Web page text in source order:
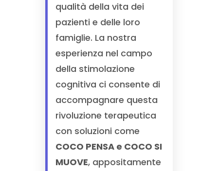
qualità della vita dei
pazienti e delle loro
famiglie. La nostra
esperienza nel campo
della stimolazione
cognitiva ci consente di
accompagnare questa
rivoluzione terapeutica
con soluzioni come
COCO PENSA e COCO SI
MUOVE, appositamente